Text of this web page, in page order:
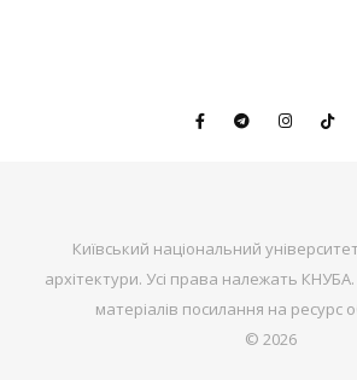
Київський національний
архітектури. Усі права належать
матеріалів посилання на ресурс
© 2026